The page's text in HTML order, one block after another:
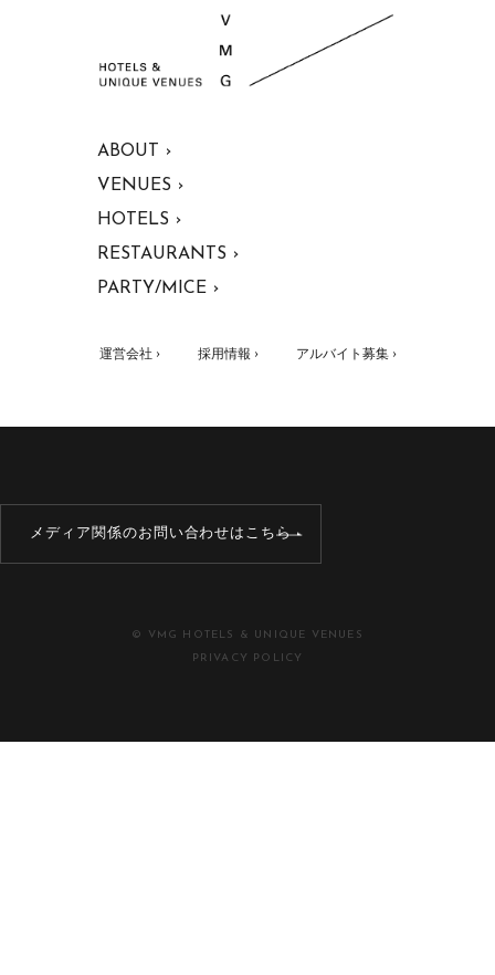
ABOUT ›
VENUES ›
HOTELS ›
RESTAURANTS ›
PARTY/MICE ›
運営会社 › 採用情報 › アルバイト募集 ›
メディア関係のお問い合わせはこちら
© VMG HOTELS & UNIQUE VENUES
PRIVACY POLICY